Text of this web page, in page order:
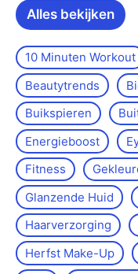
Alles bekijken
10 Minuten Workout
Beautytrends
Buikspieren
Energieboost
Fitness
Glanzende Huid
Haarverzorging
Herfst Make-Up